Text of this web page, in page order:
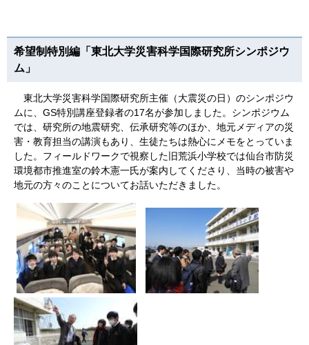
希望制特別編「東北大学災害科学国際研究所シンポジウ
ム」
東北大学災害科学国際研究所主催（大震災の日）のシンポジウ
ムに、GS特別講座登録者の17名が参加しました。シンポジウム
では、研究所の地震研究、伝承研究等のほか、地元メディアの災
害・教育担当の講演もあり、生徒たちは熱心にメモをとっていま
した。フィールドワークで視察した旧荒浜小学校では仙台市防災
環境都市推進室の鈴木憲一氏が案内してくださり、当時の被害や
地元の方々のことについてお話いただきました。